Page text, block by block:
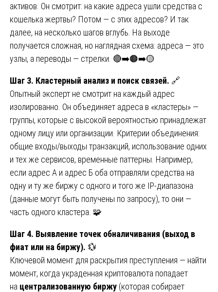
активов. Он смотрит: на какие адреса ушли средства с
кошелька жертвы? Потом — с этих адресов? И так
далее, на несколько шагов вглубь. На выходе
получается сложная, но наглядная схема: адреса — это
узлы, а переводы — стрелки. 🔴➡️🟠➡️🟡
Шаг 3. Кластерный анализ и поиск связей. 🔗
Опытный эксперт не смотрит на каждый адрес
изолированно. Он объединяет адреса в «кластеры» —
группы, которые с высокой вероятностью принадлежат
одному лицу или организации. Критерии объединения:
общие входы/выходы транзакций, использование одних
и тех же сервисов, временные паттерны. Например,
если адрес А и адрес Б оба отправляли средства на
одну и ту же биржу с одного и того же IP-диапазона
(данные могут быть получены по запросу), то они —
часть одного кластера. 🧩
Шаг 4. Выявление точек обналичивания (выход в
фиат или на биржу). 💱
Ключевой момент для раскрытия преступления — найти
момент, когда украденная криптовалюта попадает
на централизованную биржу (которая собирает